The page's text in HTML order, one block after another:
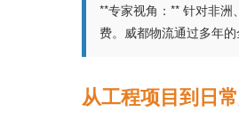
**专家视角：** 针对非
费。威都物流通过多年
从工程项目到日